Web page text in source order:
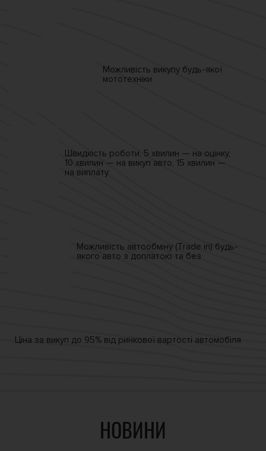
Можливість викупу будь-якої
мототехніки
Швидкість роботи. 5 хвилин — на оцінку,
10 хвилин — на викуп авто, 15 хвилин —
на виплату
Можливість автообміну (Trade in) будь-
якого авто з доплатою та без
Ціна за викуп до 95% від ринкової вартості автомобіля
НОВИНИ